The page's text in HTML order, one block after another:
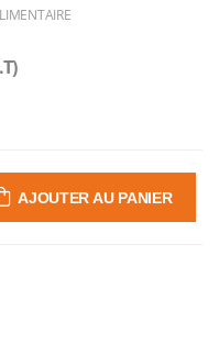
11,93€
AJOUTER AU PANIER